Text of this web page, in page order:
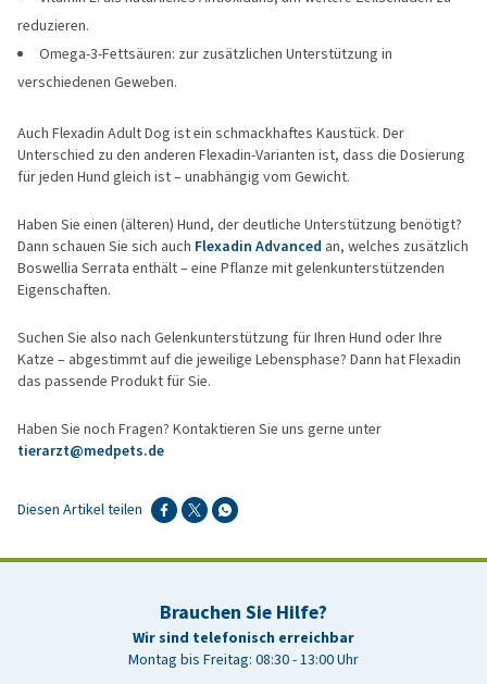
reduzieren.
Omega-3-Fettsäuren: zur zusätzlichen Unterstützung in
verschiedenen Geweben.
Auch Flexadin Adult Dog ist ein schmackhaftes Kaustück. Der
Unterschied zu den anderen Flexadin-Varianten ist, dass die Dosierung
für jeden Hund gleich ist – unabhängig vom Gewicht.
Haben Sie einen (älteren) Hund, der deutliche Unterstützung benötigt?
Dann schauen Sie sich auch Flexadin Advanced an, welches zusätzlich
Boswellia Serrata enthält – eine Pflanze mit gelenkunterstützenden
Eigenschaften.
Suchen Sie also nach Gelenkunterstützung für Ihren Hund oder Ihre
Katze – abgestimmt auf die jeweilige Lebensphase? Dann hat Flexadin
das passende Produkt für Sie.
Haben Sie noch Fragen? Kontaktieren Sie uns gerne unter
tierarzt@medpets.de
Diesen Artikel teilen
Brauchen Sie Hilfe?
Wir sind telefonisch erreichbar
Montag bis Freitag: 08:30 - 13:00 Uhr